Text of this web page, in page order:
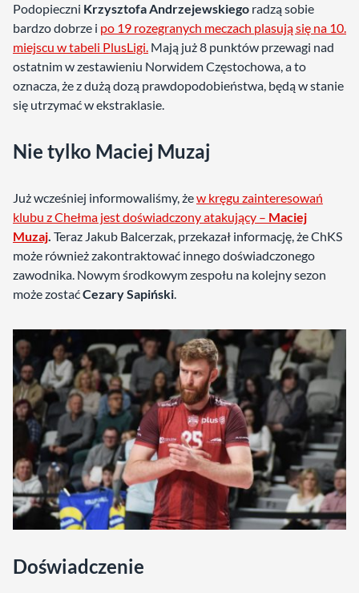
Podopieczni Krzysztofa Andrzejewskiego radzą sobie
bardzo dobrze i po 19 rozegranych meczach plasują się na 10.
miejscu w tabeli PlusLigi. Mają już 8 punktów przewagi nad
ostatnim w zestawieniu Norwidem Częstochowa, a to
oznacza, że z dużą dozą prawdopodobieństwa, będą w stanie
się utrzymać w ekstraklasie.
Nie tylko Maciej Muzaj
Już wcześniej informowaliśmy, żew kręgu zainteresowań
klubu z Chełma jest doświadczony atakujący – Maciej
Muzaj. Teraz Jakub Balcerzak, przekazał informację, że ChKS
może również zakontraktować innego doświadczonego
zawodnika. Nowym środkowym zespołu na kolejny sezon
może zostaćCezary Sapiński.
Doświadczenie